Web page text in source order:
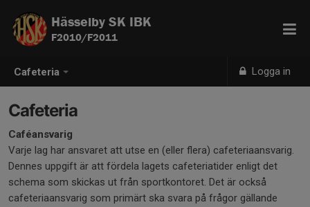
Cafeteria Logga in
Hässelby SK IBK
F2010/F2011
Cafeteria
Caféansvarig
Varje lag har ansvaret att utse en (eller flera) cafeteriaansvarig.
Dennes uppgift är att fördela lagets cafeteriatider enligt det
schema som skickas ut från sportkontoret. Det är också
cafeteriaansvarig som primärt ska svara på frågor gällande